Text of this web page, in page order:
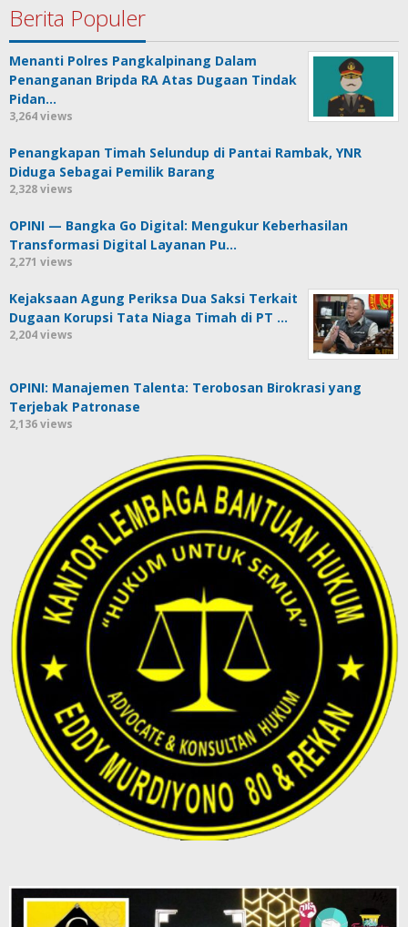
Berita Populer
Menanti Polres Pangkalpinang Dalam
Penanganan Bripda RA Atas Dugaan Tindak
Pidan…
3,264 views
Penangkapan Timah Selundup di Pantai Rambak, YNR
Diduga Sebagai Pemilik Barang
2,328 views
OPINI — Bangka Go Digital: Mengukur Keberhasilan
Transformasi Digital Layanan Pu…
2,271 views
Kejaksaan Agung Periksa Dua Saksi Terkait
Dugaan Korupsi Tata Niaga Timah di PT …
2,204 views
OPINI: Manajemen Talenta: Terobosan Birokrasi yang
Terjebak Patronase
2,136 views